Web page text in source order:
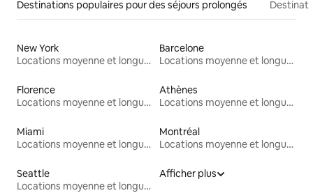
Destinations populaires pour des séjours prolongés
New York
Locations moyenne et longue durée
Barcelone
Locations moyenne et longue durée
Florence
Locations moyenne et longue durée
Athènes
Locations moyenne et longue durée
Miami
Locations moyenne et longue durée
Montréal
Locations moyenne et longue durée
Seattle
Locations moyenne et longue durée
Afficher plus